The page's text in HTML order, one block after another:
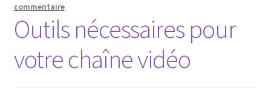
commentaire
Outils nécessaires pour
votre chaîne vidéo